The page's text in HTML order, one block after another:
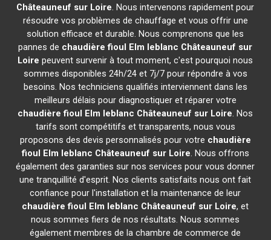
Châteauneuf sur Loire. Nous intervenons rapidement pour
résoudre vos problèmes de chauffage et vous offrir une
solution efficace et durable. Nous comprenons que les
pannes de chaudière fioul Elm leblanc Châteauneuf sur
Loire peuvent survenir à tout moment, c'est pourquoi nous
sommes disponibles 24h/24 et 7j/7 pour répondre à vos
besoins. Nos techniciens qualifiés interviennent dans les
meilleurs délais pour diagnostiquer et réparer votre
chaudière fioul Elm leblanc Châteauneuf sur Loire. Nos
tarifs sont compétitifs et transparents, nous vous
proposons des devis personnalisés pour votre chaudière
fioul Elm leblanc Châteauneuf sur Loire. Nous offrons
également des garanties sur nos services pour vous donner
une tranquillité d'esprit. Nos clients satisfaits nous ont fait
confiance pour l'installation et la maintenance de leur
chaudière fioul Elm leblanc Châteauneuf sur Loire, et
nous sommes fiers de nos résultats. Nous sommes
également membres de la chambre de commerce de